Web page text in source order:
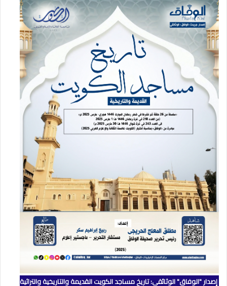
إصدار "الوفاق" الوثائقي: تاريخ مساجد الكويت القديمة والتاريخية والتراثية